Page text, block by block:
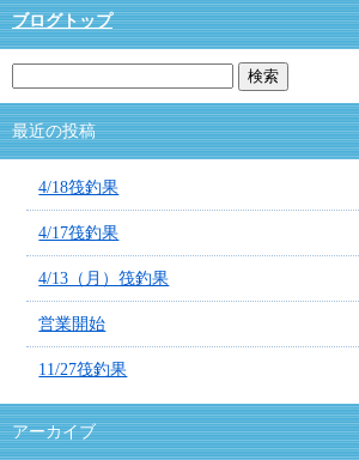
ブログトップ
最近の投稿
4/18筏釣果
4/17筏釣果
4/13（月）筏釣果
営業開始
11/27筏釣果
アーカイブ